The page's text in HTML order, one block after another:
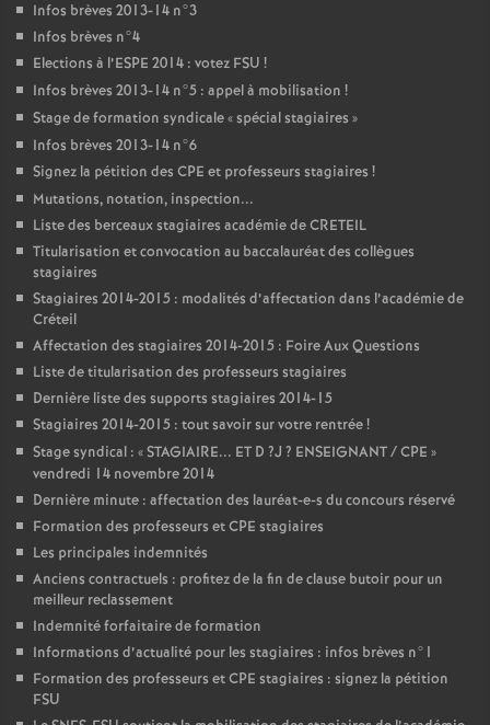
Infos brèves 2013-14 n°3
Infos brèves n°4
Elections à l’ESPE 2014 : votez FSU !
Infos brèves 2013-14 n°5 : appel à mobilisation !
Stage de formation syndicale «spécial stagiaires »
Infos brèves 2013-14 n°6
Signez la pétition des CPE et professeurs stagiaires !
Mutations, notation, inspection...
Liste des berceaux stagiaires académie deCRETEIL
Titularisation et convocation au baccalauréat des collègues
stagiaires
Stagiaires 2014-2015 : modalités d’affectation dans l’académie de
Créteil
Affectation des stagiaires 2014-2015 : Foire Aux Questions
Liste de titularisation des professeurs stagiaires
Dernière liste des supports stagiaires 2014-15
Stagiaires 2014-2015 : tout savoir sur votre rentrée!
Stage syndical : «STAGIAIRE... ET D ?J ? ENSEIGNANT/CPE »
vendredi 14 novembre 2014
Dernière minute : affectation des lauréat-e-s du concours réservé
Formation des professeurs etCPE stagiaires
Les principales indemnités
Anciens contractuels : profitez de la fin de clause butoir pour un
meilleur reclassement
Indemnité forfaitaire de formation
Informations d’actualité pour les stagiaires : infos brèves n°1
Formation des professeurs etCPE stagiaires : signez la pétition
FSU